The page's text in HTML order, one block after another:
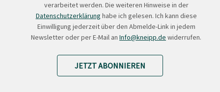
verarbeitet werden. Die weiteren Hinweise in der
Datenschutzerklärung habe ich gelesen. Ich kann diese
Einwilligung jederzeit über den Abmelde-Link in jedem
Newsletter oder per E-Mail an Info@kneipp.de widerrufen.
JETZT ABONNIEREN